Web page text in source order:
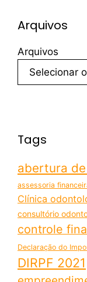
Arquivos
Arquivos
Tags
abertura
assessoria
Clínica
consultório
controle
Declaração do
DIRPF 2021